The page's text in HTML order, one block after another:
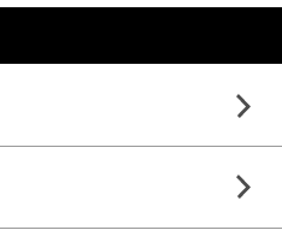
サービスメニュー